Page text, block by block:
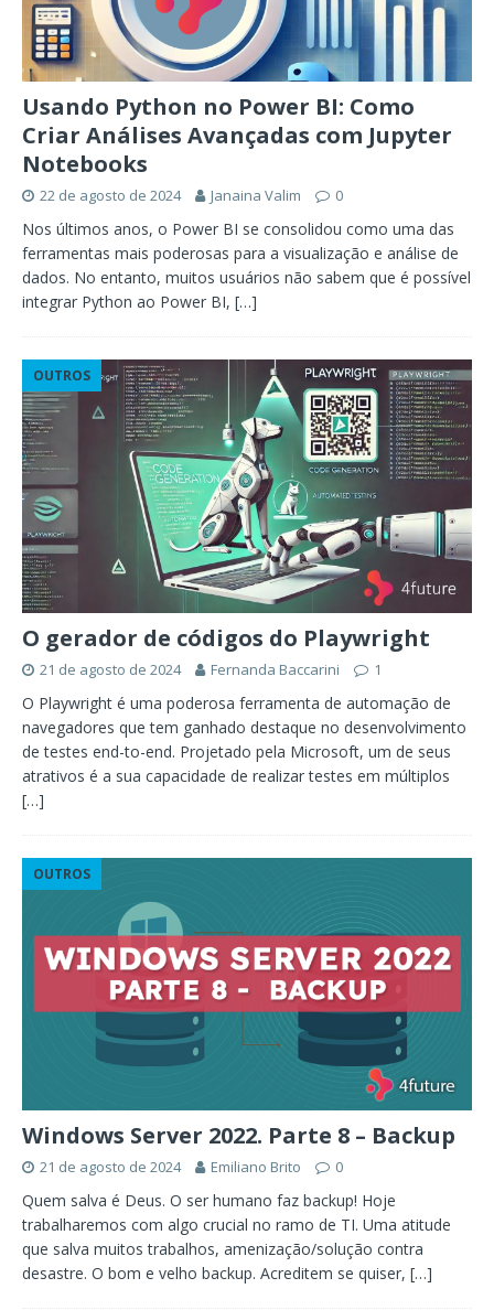
Usando Python no Power BI: Como
Criar Análises Avançadas com Jupyter
Notebooks
22 de agosto de 2024 Janaina Valim 0
Nos últimos anos, o Power BI se consolidou como uma das
ferramentas mais poderosas para a visualização e análise de
dados. No entanto, muitos usuários não sabem que é possível
integrar Python ao Power BI, […]
OUTROS
O gerador de códigos do Playwright
21 de agosto de 2024 Fernanda Baccarini 1
O Playwright é uma poderosa ferramenta de automação de
navegadores que tem ganhado destaque no desenvolvimento
de testes end-to-end. Projetado pela Microsoft, um de seus
atrativos é a sua capacidade de realizar testes em múltiplos
[…]
OUTROS
Windows Server 2022. Parte 8 – Backup
21 de agosto de 2024 Emiliano Brito 0
Quem salva é Deus. O ser humano faz backup! Hoje
trabalharemos com algo crucial no ramo de TI. Uma atitude
que salva muitos trabalhos, amenização/solução contra
desastre. O bom e velho backup. Acreditem se quiser, […]